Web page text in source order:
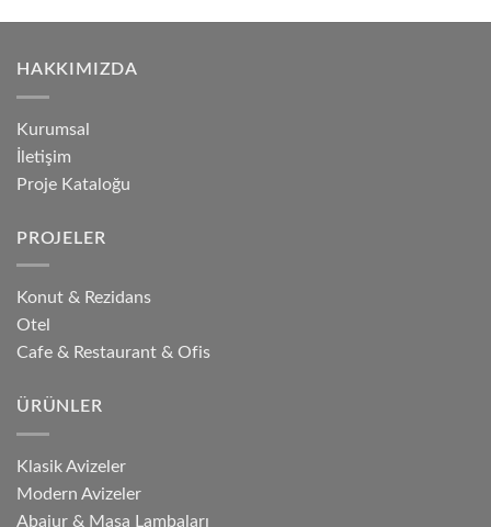
HAKKIMIZDA
Kurumsal
İletişim
Proje Kataloğu
PROJELER
Konut & Rezidans
Otel
Cafe & Restaurant & Ofis
ÜRÜNLER
Klasik Avizeler
Modern Avizeler
Abajur & Masa Lambaları